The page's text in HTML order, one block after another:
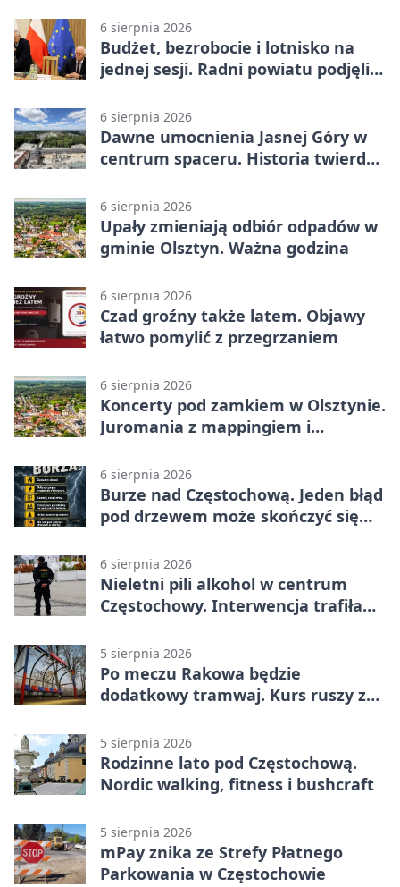
meczu III rundy eliminacji
6 sierpnia 2026
Budżet, bezrobocie i lotnisko na
jednej sesji. Radni powiatu podjęli
6 sierpnia 2026
Dawne umocnienia Jasnej Góry w
centrum spaceru. Historia twierdzy
6 sierpnia 2026
Upały zmieniają odbiór odpadów w
gminie Olsztyn. Ważna godzina
6 sierpnia 2026
Czad groźny także latem. Objawy
łatwo pomylić z przegrzaniem
6 sierpnia 2026
Koncerty pod zamkiem w Olsztynie.
Juromania z mappingiem i
6 sierpnia 2026
Burze nad Częstochową. Jeden błąd
pod drzewem może skończyć się
6 sierpnia 2026
Nieletni pili alkohol w centrum
Częstochowy. Interwencja trafiła
5 sierpnia 2026
Po meczu Rakowa będzie
dodatkowy tramwaj. Kurs ruszy ze
5 sierpnia 2026
Rodzinne lato pod Częstochową.
Nordic walking, fitness i bushcraft
5 sierpnia 2026
mPay znika ze Strefy Płatnego
Parkowania w Częstochowie